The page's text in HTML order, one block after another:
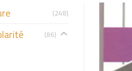
(248)
(86)